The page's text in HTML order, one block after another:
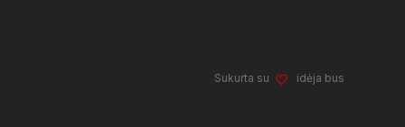
Sukurta su idėja bus